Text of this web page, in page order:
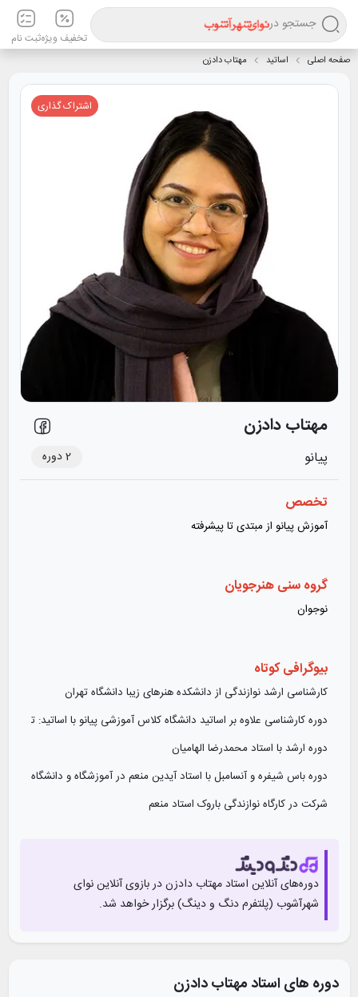
جستجو در
تخفیف ویژهثبت نام
صفحه اصلی اساتید مهتاب دادزن
اشتراک گذاری
مهتاب دادزن
پیانو 2دوره
تخصص
آموزش پیانو از مبتدی تا پیشرفته
گروه سنی هنرجویان
نوجوان
بیوگرافی کوتاه
کارشناسی ارشد نوازندگی از دانشکده هنرهای زیبا دانشگاه تهران
دوره كارشناسى علاوه بر اساتيد دانشگاه كلاس آموزشى پيانو با اساتيد: تامارا
دوره ارشد با استاد محمدرضا الهاميان
دوره باس شيفره و آنسامبل با استاد آيدين منعم در آموزشگاه و دانشگاه تهران
شركت در كارگاه نوازندگى باروک استاد منعم
دوره هارمونى پراتيک و آموزش پيانو با استاد پاكزاد
دستاورد‌های آموزشی و هنری
تدريس پيانو خصوصى و آموزشگاهى و هنرستان از سال ٨٨ تا كنون
دوره‌های آنلاین استادمهتاب دادزندر بازوی آنلاین‌ نوای
شهرآشوب (پلتفرم دنگ و دینگ) برگزار خواهد شد.
دوره های استادمهتاب دادزن